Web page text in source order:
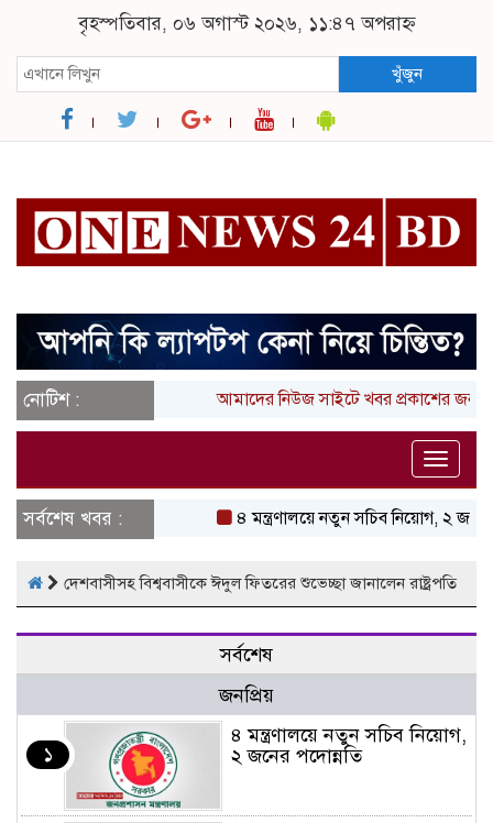
বৃহস্পতিবার, ০৬ অগাস্ট ২০২৬, ১১:৪৭ অপরাহ্ন
খুঁজুন
নোটিশ : আমাদের নিউজ সাইটে খবর প্রকাশের
Toggle
সর্বশেষ খবর :
৪ মন্ত্রণালয়ে নতুন সচিব নিয়োগ, ২ জনের
দেশবাসীসহ বিশ্ববাসীকে ঈদুল ফিতরের শুভেচ্ছা জানালেন রাষ্ট্রপতি
সর্বশেষ
জনপ্রিয়
১
৪ মন্ত্রণালয়ে নতুন সচিব নিয়োগ,
২ জনের পদোন্নতি